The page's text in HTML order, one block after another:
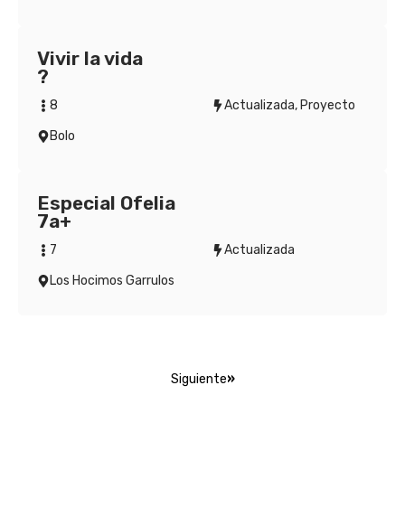
Vivir la vida
?
8 Actualizada, Proyecto
Bolo
Especial Ofelia
7a+
7
Actualizada
Los Hocimos Garrulos
Siguiente»